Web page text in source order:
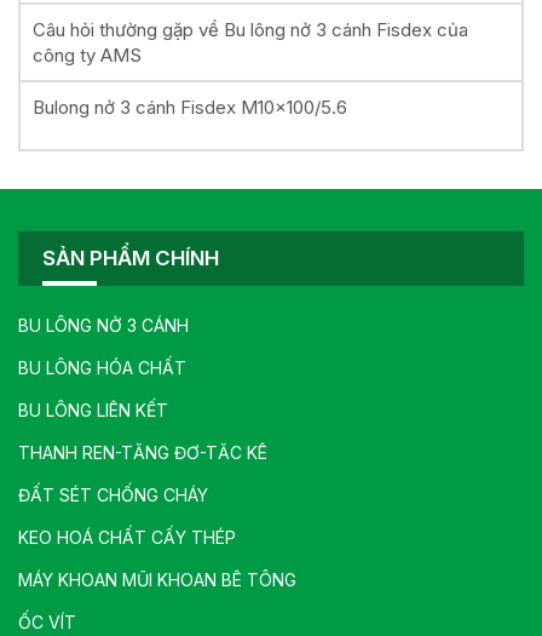
Câu hỏi thường gặp về Bu lông nở 3 cánh Fisdex của
công ty AMS
Bulong nở 3 cánh Fisdex M10x100/5.6
SẢN PHẨM CHÍNH
BU LÔNG NỞ 3 CÁNH
BU LÔNG HÓA CHẤT
BU LÔNG LIÊN KẾT
THANH REN-TĂNG ĐƠ-TĂC KÊ
ĐẤT SÉT CHỐNG CHÁY
KEO HOÁ CHẤT CẤY THÉP
MÁY KHOAN MŨI KHOAN BÊ TÔNG
ỐC VÍT